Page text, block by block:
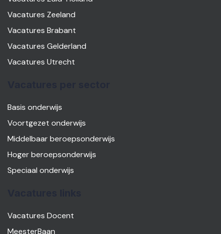
Vacatures Zeeland
Vacatures Brabant
Vacatures Gelderland
Vacatures Utrecht
Basis onderwijs
Voortgezet onderwijs
Middelbaar beroepsonderwijs
Hoger beroepsonderwijs
Speciaal onderwijs
Vacatures Docent
MeesterBaan